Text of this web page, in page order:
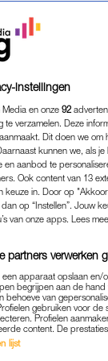
helemaal
24A, blijkt
instellingen
en onze 92
te verzamelen. Deze
Dit doen we om
kunnen we, als
en aanbod te
Ook content van 13
keuze in. Door op
op “Instellen”. Jouw
van onze apps. Lees
partners verwerken
apparaat opslaan en/
begrijpen aan de hand
behoeve van
gebruiken voor de
Profielen
content. De
lijst